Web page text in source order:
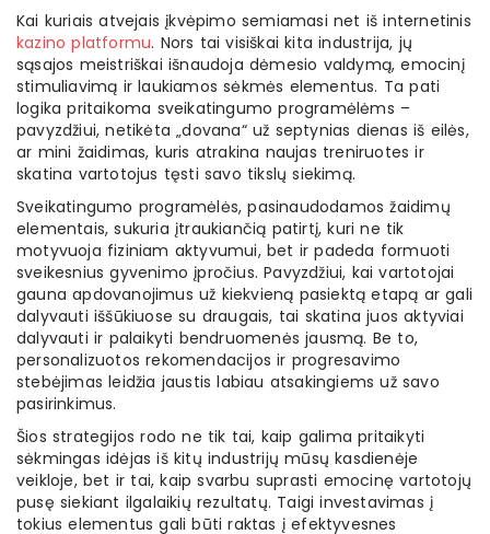
Kai kuriais atvejais įkvėpimo semiamasi net iš internetinis
kazino platformu. Nors tai visiškai kita industrija, jų
sąsajos meistriškai išnaudoja dėmesio valdymą, emocinį
stimuliavimą ir laukiamos sėkmės elementus. Ta pati
logika pritaikoma sveikatingumo programėlėms –
pavyzdžiui, netikėta „dovana“ už septynias dienas iš eilės,
ar mini žaidimas, kuris atrakina naujas treniruotes ir
skatina vartotojus tęsti savo tikslų siekimą.
Sveikatingumo programėlės, pasinaudodamos žaidimų
elementais, sukuria įtraukiančią patirtį, kuri ne tik
motyvuoja fiziniam aktyvumui, bet ir padeda formuoti
sveikesnius gyvenimo įpročius. Pavyzdžiui, kai vartotojai
gauna apdovanojimus už kiekvieną pasiektą etapą ar gali
dalyvauti iššūkiuose su draugais, tai skatina juos aktyviai
dalyvauti ir palaikyti bendruomenės jausmą. Be to,
personalizuotos rekomendacijos ir progresavimo
stebėjimas leidžia jaustis labiau atsakingiems už savo
pasirinkimus.
Šios strategijos rodo ne tik tai, kaip galima pritaikyti
sėkmingas idėjas iš kitų industrijų mūsų kasdienėje
veikloje, bet ir tai, kaip svarbu suprasti emocinę vartotojų
pusę siekiant ilgalaikių rezultatų. Taigi investavimas į
tokius elementus gali būti raktas į efektyvesnes